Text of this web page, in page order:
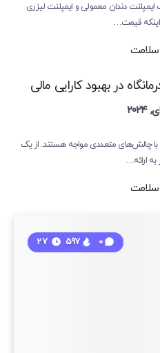
ایمپلنت دندان معمولی و ایمپلنت لیزری
قیمت…
سلامت
در بهبود کارایی مالی
با چالش‌های متعددی مواجه هستند. از یک
به ارائه…
سلامت
0
597